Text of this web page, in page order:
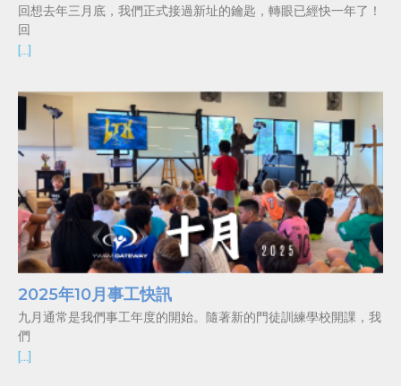
回想去年三月底，我們正式接過新址的鑰匙，轉眼已經快一年了！
回
[…]
2025年10月事工快訊
九月通常是我們事工年度的開始。隨著新的門徒訓練學校開課，我
們
[…]